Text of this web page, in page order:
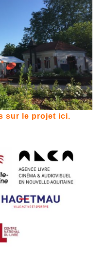
sur le projet ici.